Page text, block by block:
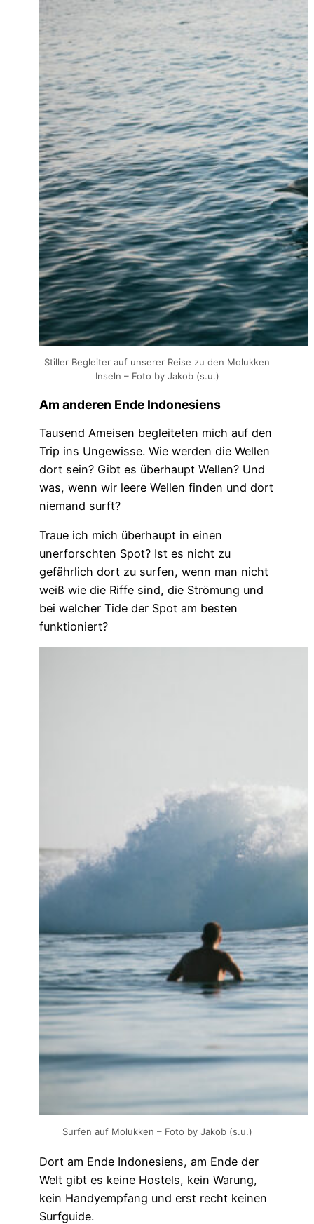
Stiller Begleiter auf unserer Reise zu den Molukken
Inseln – Foto by Jakob (s.u.)
Am anderen Ende Indonesiens
Tausend Ameisen begleiteten mich auf den
Trip ins Ungewisse. Wie werden die Wellen
dort sein? Gibt es überhaupt Wellen? Und
was, wenn wir leere Wellen finden und dort
niemand surft?
Traue ich mich überhaupt in einen
unerforschten Spot? Ist es nicht zu
gefährlich dort zu surfen, wenn man nicht
weiß wie die Riffe sind, die Strömung und
bei welcher Tide der Spot am besten
funktioniert?
Surfen auf Molukken – Foto by Jakob (s.u.)
Dort am Ende Indonesiens, am Ende der
Welt gibt es keine Hostels, kein Warung,
kein Handyempfang und erst recht keinen
Surfguide.